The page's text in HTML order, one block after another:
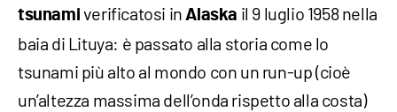
tsunami verificatosi in Alaska il 9 luglio 1958 nella
baia di Lituya: è passato alla storia come lo
tsunami più alto al mondo con un run-up (cioè
un’altezza massima dell’onda rispetto alla costa)